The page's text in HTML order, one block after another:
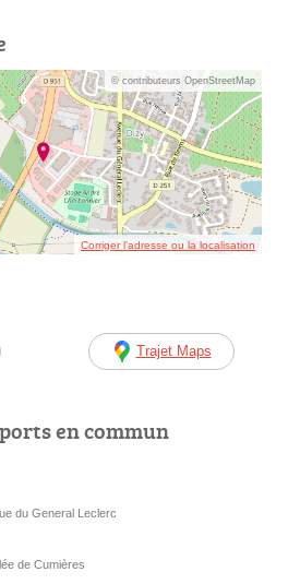
© contributeurs OpenStreetMap
Corriger l’adresse ou la localisation
Trajet Maps
en commun
du General Leclerc
de Cumières